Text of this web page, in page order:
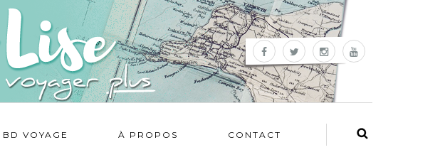
BD VOYAGE À PROPOS CONTACT